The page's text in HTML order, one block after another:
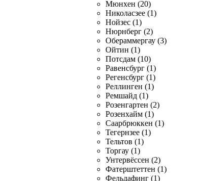
Мюнхен (20)
Николасзее (1)
Нойзес (1)
Нюрнберг (2)
Обераммергау (3)
Ойтин (1)
Потсдам (10)
Равенсбург (1)
Регенсбург (1)
Реллинген (1)
Ремшайд (1)
Розенгартен (2)
Розенхайм (1)
Саарбрюккен (1)
Тегернзее (1)
Тельтов (1)
Торгау (1)
Унтервёссен (2)
Фатерштеттен (1)
Фельдафинг (1)